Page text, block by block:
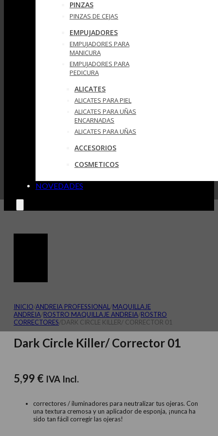
PINZAS
PINZAS DE CEJAS
EMPUJADORES
EMPUJADORES PARA
MANICURA
EMPUJADORES PARA
PEDICURA
ALICATES
ALICATES PARA PIEL
ALICATES PARA UÑAS
ENCARNADAS
ALICATES PARA UÑAS
ACCESORIOS
COSMETICOS
NOVEDADES
INICIO/ANDREIA PROFESSIONAL /MAQUILLAJE
ANDREIA/ROSTRO MAQUILLAJE ANDREIA/ROSTRO
CORRECTORES/DARK CIRCLE KILLER/ CORRECTOR 01
Dark Circle Killer/ Corrector 01
5,99 € IVA Incl.
correctores / iluminadores para neutralizar tus ojeras. Con
una textura cremosa y un aplicador de esponja, ¡nunca ha
sido tan fácil corregir las ojeras!